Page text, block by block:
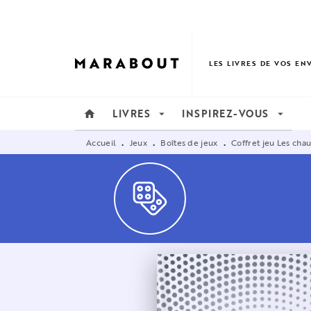
LES LIVRES DE VOS
home LIVRES arrow_drop_down INSPIREZ-VOUS arrow_drop_down
Accueil • Jeux • Boîtes de jeux • Coffret jeu Les